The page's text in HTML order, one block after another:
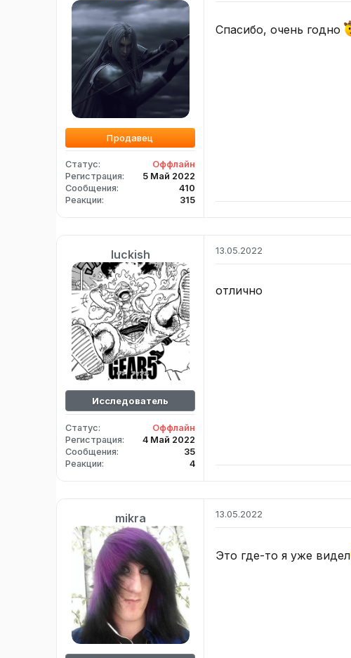
Продавец
Статус
Оффлайн
Регистрация
5 Май 2022
Сообщения
410
Реакции
315
Спасибо, очень годно
luckish
Исследователь
Статус
Оффлайн
Регистрация
4 Май 2022
Сообщения
35
Реакции
4
13.05.2022
отлично
mikra 13.05.2022
Это где-то я уже видел